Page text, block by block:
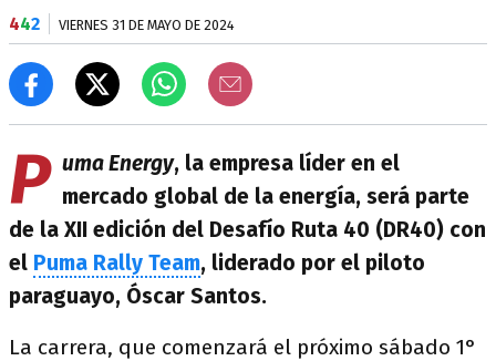
442 VIERNES 31 DE MAYO DE 2024
P uma Energy, la empresa líder en el
mercado global de la energía, será parte
de la XII edición del Desafío Ruta 40 (DR40) con
el Puma Rally Team, liderado por el piloto
paraguayo, Óscar Santos.
La carrera, que comenzará el próximo sábado 1°